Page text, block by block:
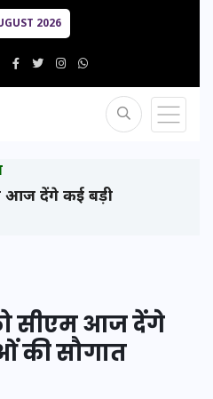
2026
आज देंगे कई बड़ी
सीएम आज देंगे
की सौगात